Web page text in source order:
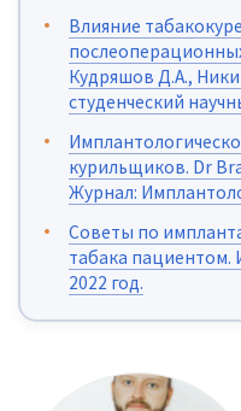
Влияние
Кудряшов Д.А.,
студенческий
курильщиков. Dr
Журнал:
Советы по
табака пациентом.
2022 год.